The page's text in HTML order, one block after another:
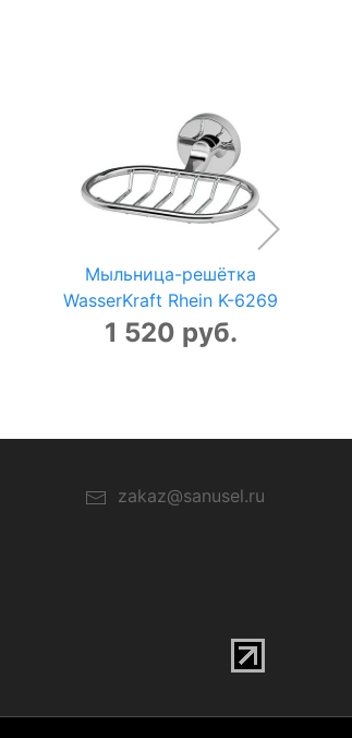
Мыльница-решётка
WasserKraft Rhein K-6269
1 520 руб.
zakaz@sanusel.ru